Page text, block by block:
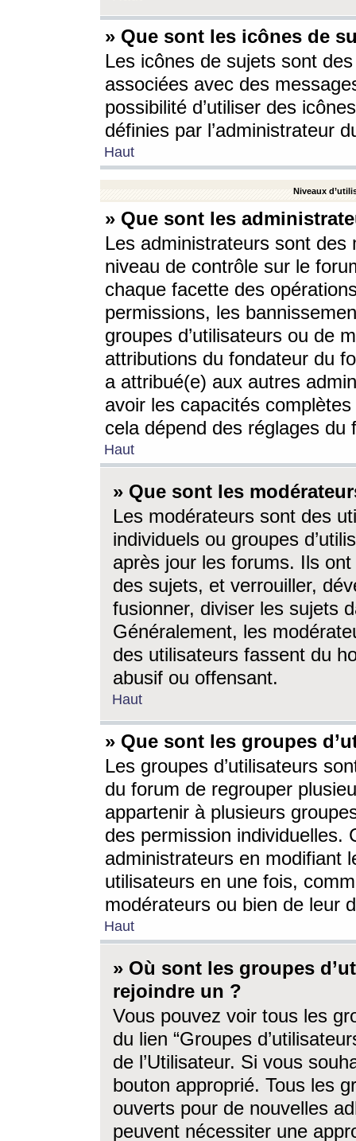
» Que sont les icônes de
Les icônes de sujets sont
associées avec des
possibilité d’utiliser des
définies par l’administrateur
Haut
Niveaux
» Que sont les
Les administrateurs sont
niveau de contrôle sur le
chaque facette des
permissions, les
groupes d’utilisateurs ou de
attributions du fondateur du
a attribué(e) aux autres
avoir les capacités
cela dépend des réglages du
Haut
» Que sont les
Les modérateurs sont des
individuels ou groupes
après jour les forums. Ils ont
des sujets, et verrouiller,
fusionner, diviser les sujets
Généralement, les
des utilisateurs fassent du
abusif ou offensant.
Haut
» Que sont les groupes
Les groupes d’utilisateurs
du forum de regrouper
appartenir à plusieurs
des permission individuelles.
administrateurs en modifiant
utilisateurs en une fois,
modérateurs ou bien de leur
Haut
» Où sont les groupes
rejoindre un ?
Vous pouvez voir tous les
du lien “Groupes
de l’Utilisateur. Si vous
bouton approprié. Tous les
ouverts pour de nouvelles
peuvent nécessiter une